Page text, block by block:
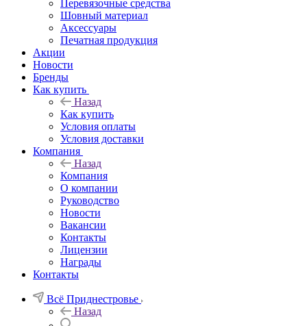
Перевязочные средства
Шовный материал
Аксессуары
Печатная продукция
Акции
Новости
Бренды
Как купить
Назад
Как купить
Условия оплаты
Условия доставки
Компания
Назад
Компания
О компании
Руководство
Новости
Вакансии
Контакты
Лицензии
Награды
Контакты
Всё Приднестровье
Назад